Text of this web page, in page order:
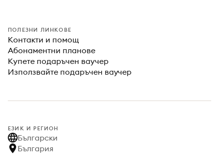
ПОЛЕЗНИ ЛИНКОВЕ
Контакти и помощ
Абонаментни планове
Купете подаръчен ваучер
Използвайте подаръчен ваучер
ЕЗИК И РЕГИОН
Български
България